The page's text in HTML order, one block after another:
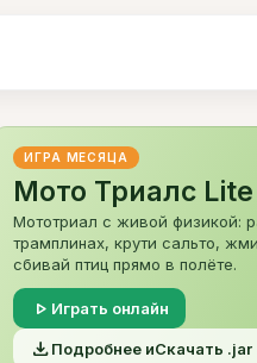
ИГРА МЕСЯЦА
Мото Триалс Lite
Мототриал с живой физикой:
трамплинах, крути сальто,
сбивай птиц прямо в полёте.
play_arrow Играть онлайн
file_downloadПодробнее иСкачать .jar